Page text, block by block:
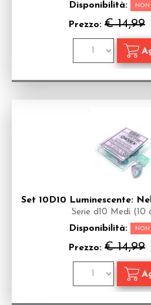
Disponibilità: NON
Prezzo: € 14,99
Set 10D10 Luminescente:
Serie d10 Medi (10
Disponibilità: NON
Prezzo: € 14,99